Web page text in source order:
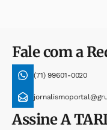
Fale com a
(71) 99601-0020
AssineA